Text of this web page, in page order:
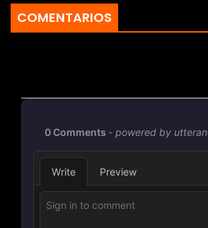
COMENTARIOS